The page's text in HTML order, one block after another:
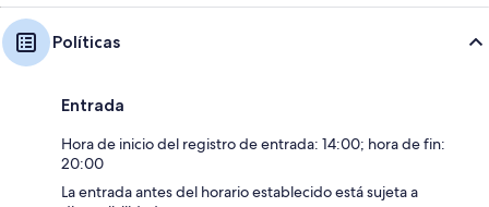
Políticas
Entrada
Hora de inicio del registro de entrada: 14:00; hora de fin:
20:00
La entrada antes del horario establecido está sujeta a